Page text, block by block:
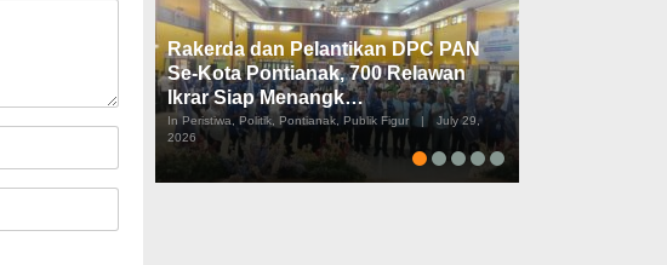
Rakerda dan Pelantikan DPC PAN
Se-Kota Pontianak, 700 Relawan
Ikrar Siap Menangk…
In Peristiwa, Politik, Pontianak, Publik Figur |
July 29,
2026